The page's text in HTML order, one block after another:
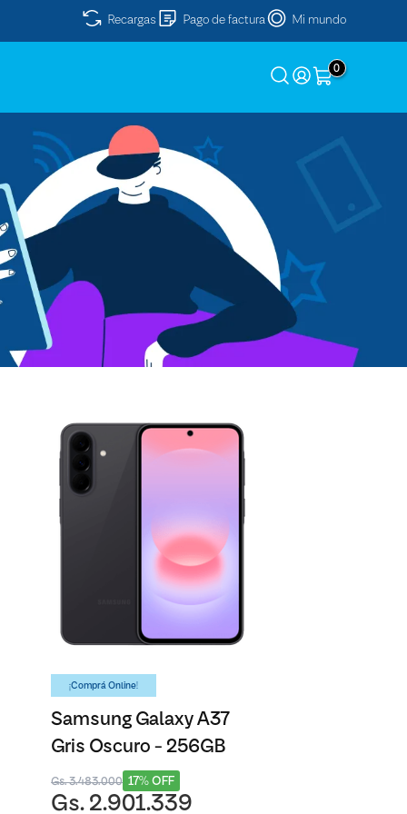
Recargas Pago de factura Mi mundo
0
¡Comprá Online!
Samsung Galaxy A37
Gris Oscuro - 256GB
17% OFF
Gs. 3.483.000
Gs. 2.901.339